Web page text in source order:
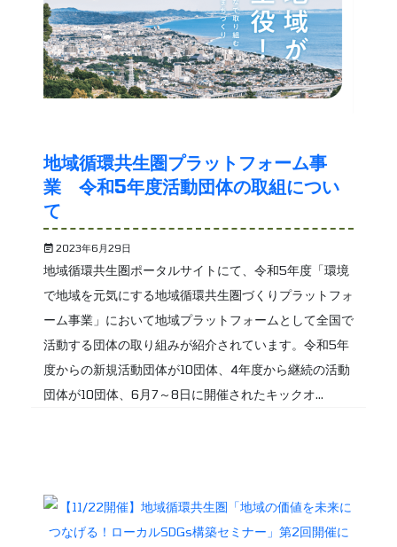
地域循環共生圏プラットフォーム事
業 令和5年度活動団体の取組につい
て
2023年6月29日
地域循環共生圏ポータルサイトにて、令和5年度「環境
で地域を元気にする地域循環共生圏づくりプラットフォ
ーム事業」において地域プラットフォームとして全国で
活動する団体の取り組みが紹介されています。令和5年
度からの新規活動団体が10団体、4年度から継続の活動
団体が10団体、6月7～8日に開催されたキックオ...